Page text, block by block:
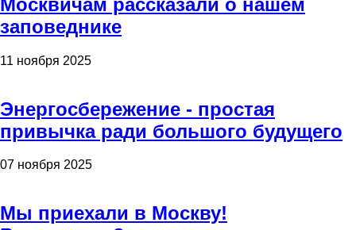
заповеднике
11 ноября 2025
Энергосбережение - простая
привычка ради большого будущего
07 ноября 2025
Мы приехали в Москву!